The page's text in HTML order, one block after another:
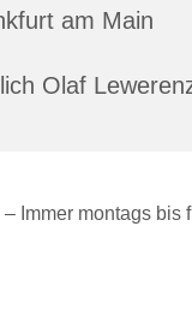
am Main
Olaf
Immer montags bis